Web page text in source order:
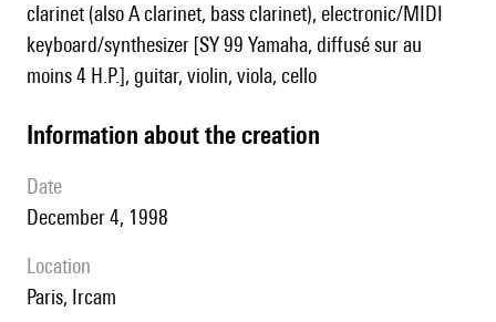
clarinet (also A clarinet, bass clarinet), electronic/MIDI
keyboard/synthesizer [SY 99 Yamaha, diffusé sur au
moins 4 H.P.], guitar, violin, viola, cello
information about the creation
date
December 4, 1998
location
Paris, Ircam